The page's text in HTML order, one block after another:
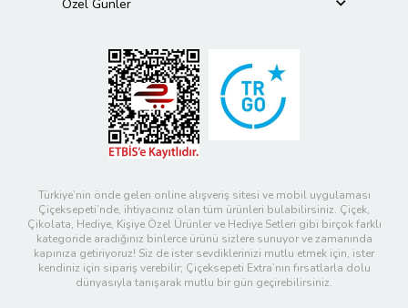
Özel Günler
Türkiye’nin önde gelen online alışveriş sitesi ve mobil uygulaması
Çiçeksepeti’nde, ihtiyacınız olan tüm ürünleri bulabilirsiniz. Çiçek,
Çikolata, Hediye, Kişiye Özel Ürünler ve Hediye Setleri gibi birçok farklı
kategoride aradığınız binlerce ürünü sizlere sunuyor ve zamanında
kapınıza getiriyoruz! Siz de ister sevdiklerinizi mutlu etmek için, ister
kendiniz için sipariş verebilir; Çiçeksepeti Extra’nın fırsatlarla dolu
dünyasıyla tanışarak mutlu bir gün geçirebilirsiniz.